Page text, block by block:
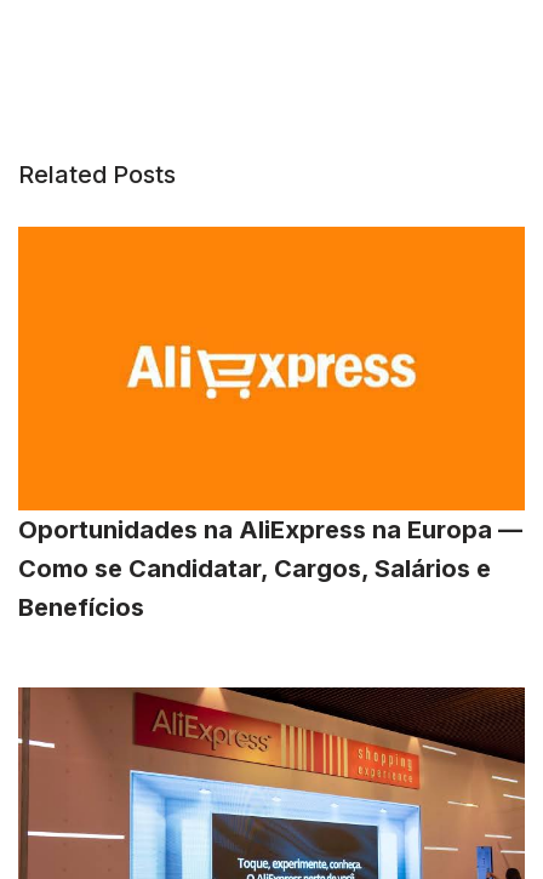
Related Posts
Oportunidades na AliExpress na Europa —
Como se Candidatar, Cargos, Salários e
Benefícios